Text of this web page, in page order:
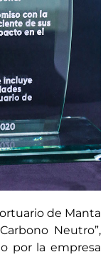
de Manta
Neutro”,
por la empresa